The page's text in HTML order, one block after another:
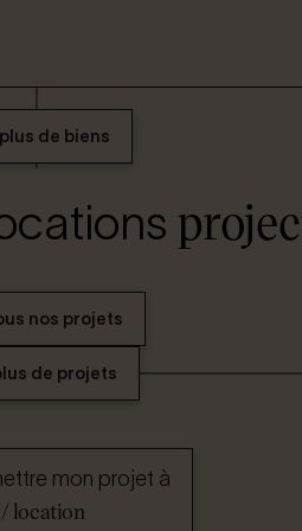
de biens
nos projets
de projets
mon projet à
location